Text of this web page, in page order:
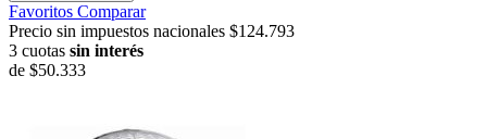
Favoritos Comparar
Precio sin impuestos nacionales $124.793
3 cuotas sin interés
de $50.333